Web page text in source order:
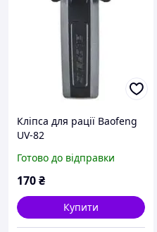
Кліпса для рації Baofeng
UV-82
Готово до відправки
170₴
Купити